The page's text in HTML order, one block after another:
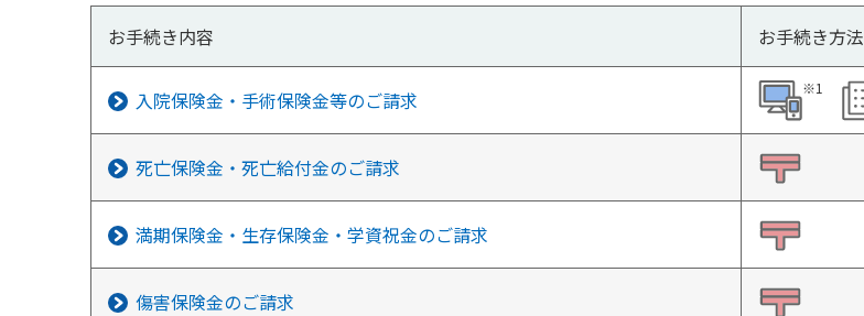
お手続き内容 お手続き方法
入院保険金・手術保険金等のご請求 ※1
死亡保険金・死亡給付金のご請求
満期保険金・生存保険金・学資祝金のご請求
傷害保険金のご請求